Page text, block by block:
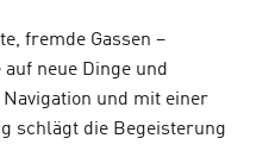
fremde Gassen –
neue Dinge und
und mit einer
schlägt die Begeisterung